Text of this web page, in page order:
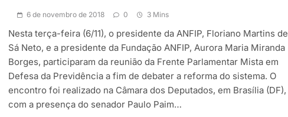
6 de novembro de 2018 0 3 Mins
Nesta terça-feira (6/11), o presidente da ANFIP, Floriano Martins de
Sá Neto, e a presidente da Fundação ANFIP, Aurora Maria Miranda
Borges, participaram da reunião da Frente Parlamentar Mista em
Defesa da Previdência a fim de debater a reforma do sistema. O
encontro foi realizado na Câmara dos Deputados, em Brasília (DF),
com a presença do senador Paulo Paim…